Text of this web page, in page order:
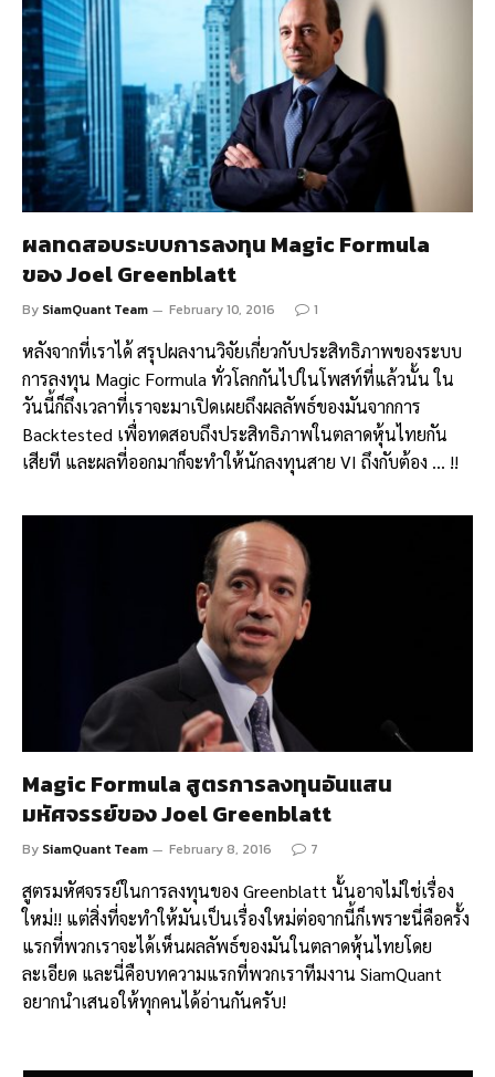
ผลทดสอบระบบการลงทุน Magic Formula
ของ Joel Greenblatt
By SiamQuant Team February 10, 2016 1
หลังจากที่เราได้ สรุปผลงานวิจัยเกี่ยวกับประสิทธิภาพของระบบ
การลงทุน Magic Formula ทั่วโลกกันไปในโพสท์ที่แล้วนั้น ใน
วันนี้ก็ถึงเวลาที่เราจะมาเปิดเผยถึงผลลัพธ์ของมันจากการ
Backtested เพื่อทดสอบถึงประสิทธิภาพในตลาดหุ้นไทยกัน
เสียที และผลที่ออกมาก็จะทำให้นักลงทุนสาย VI ถึงกับต้อง … !!
Magic Formula สูตรการลงทุนอันแสน
มหัศจรรย์ของ Joel Greenblatt
By SiamQuant Team February 8, 2016 7
สูตรมหัศจรรย์ในการลงทุนของ Greenblatt นั้นอาจไม่ใช่เรื่อง
ใหม่!! แต่สิ่งที่จะทำให้มันเป็นเรื่องใหม่ต่อจากนี้ก็เพราะนี่คือครั้ง
แรกที่พวกเราจะได้เห็นผลลัพธ์ของมันในตลาดหุ้นไทยโดย
ละเอียด และนี่คือบทความแรกที่พวกเราทีมงาน SiamQuant
อยากนำเสนอให้ทุกคนได้อ่านกันครับ!